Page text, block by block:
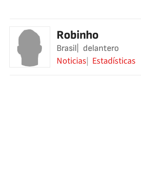
Robinho
Brasil delantero
Noticias Estadísticas